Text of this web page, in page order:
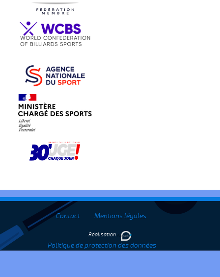
Contact Mentions légales
Politique de protection des données
Réalisation